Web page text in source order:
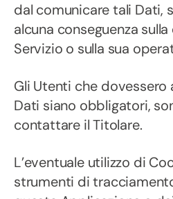
dal comunicare tali Dati,
alcuna conseguenza
Servizio o sulla sua
Gli Utenti che dovessero
Dati siano obbligatori,
contattare il Titolare.
L’eventuale utilizzo di
strumenti di